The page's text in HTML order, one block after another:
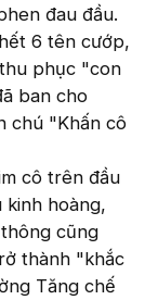
đau đầu.
6 tên cướp,
phục "con
ban cho
chú "Khấn cô
cô trên đầu
kinh hoàng,
cũng
thành "khắc
Tăng chế